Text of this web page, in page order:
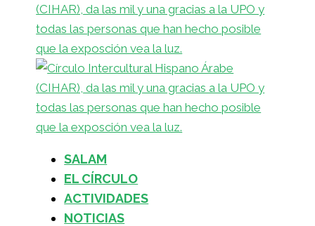
SALAM
EL CÍRCULO
ACTIVIDADES
NOTICIAS